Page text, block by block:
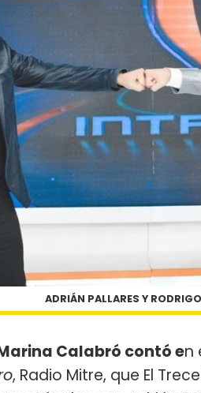
ADRIÁN PALLARES Y
Calabró contó en
, Radio Mitre, que El